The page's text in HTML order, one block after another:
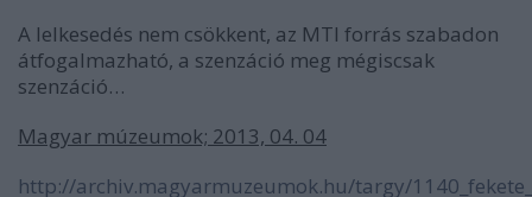
A lelkesedés nem csökkent, az MTI forrás szabadon
átfogalmazható, a szenzáció meg mégiscsak
szenzáció…
Magyar múzeumok; 2013, 04. 04
http://archiv.magyarmuzeumok.hu/targy/